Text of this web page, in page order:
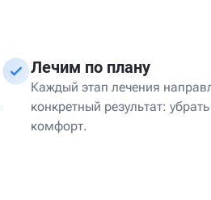
Лечим по плану
Каждый этап лечения
конкретный результат:
комфорт.